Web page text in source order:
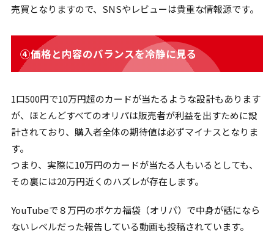
売買となりますので、SNSやレビューは貴重な情報源です。
④価格と内容のバランスを冷静に見る
1口500円で10万円超のカードが当たるような設計もあります
が、ほとんどすべてのオリパは販売者が利益を出すために設
計されており、購入者全体の期待値は必ずマイナスとなりま
す。
つまり、実際に10万円のカードが当たる人もいるとしても、
その裏には20万円近くのハズレが存在します。
YouTubeで８万円のポケカ福袋（オリパ）で中身が話になら
ないレベルだった報告している動画も投稿されています。